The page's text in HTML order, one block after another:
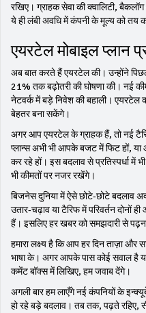
रखिए। ग्राहक सेवा की क्वालिटी,
ये ही लंबी अवधि में कंपनी के मूल्य को तय
एयरटेल मोबाइल प्लान
अब बात करते हैं एयरटेल की। उन्होंने
21% तक बढ़ोतरी की घोषणा की। नई
नेटवर्क में बड़े निवेश की बहाली। एयरटेल
बेहतर बना सकेंगे।
अगर आप एयरटेल के ग्राहक हैं, तो नई
प्लान्स अभी भी आपके बजट में फिट हों,
कर रहे हों। इस बदलाव से प्रतिस्पर्धा में
भी कीमतों पर नजर रखेंगे।
बिजनेस दुनिया में ऐसे छोटे‑छोटे बदलाव
उतार‑चढ़ाव या टैरिफ में परिवर्तन दोनों
हैं। इसलिए हर खबर को समझदारी से
हमारा लक्ष्य है कि आप हर दिन ताज़ा और
भाषा के। अगर आपके पास कोई सवाल है
कमेंट बॉक्स में लिखिए, हम जवाब देंगे।
अगली बार हम लाएँगे नई कंपनियों के
हो रहे बड़े बदलाव। तब तक, पढ़ते रहिए,